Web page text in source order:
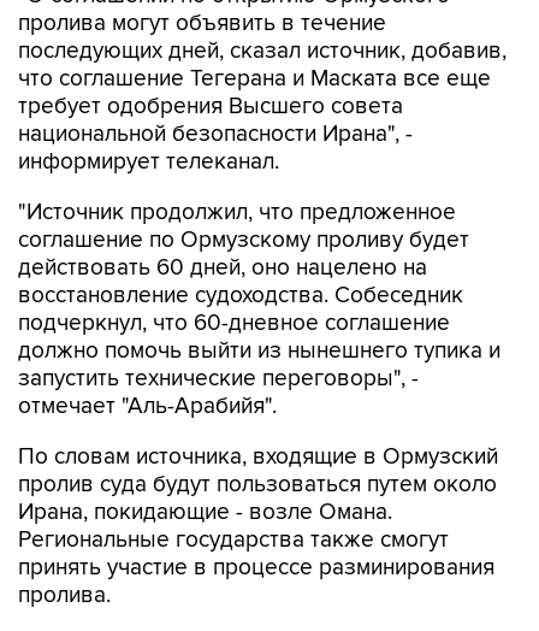
пролива могут объявить в течение
последующих дней, сказал источник, добавив,
что соглашение Тегерана и Маската все еще
требует одобрения Высшего совета
национальной безопасности Ирана", -
информирует телеканал.
"Источник продолжил, что предложенное
соглашение по Ормузскому проливу будет
действовать 60 дней, оно нацелено на
восстановление судоходства. Собеседник
подчеркнул, что 60-дневное соглашение
должно помочь выйти из нынешнего тупика и
запустить технические переговоры", -
отмечает "Аль-Арабийя".
По словам источника, входящие в Ормузский
пролив суда будут пользоваться путем около
Ирана, покидающие - возле Омана.
Региональные государства также смогут
принять участие в процессе разминирования
пролива.